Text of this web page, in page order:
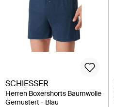
SCHIESSER
Herren Boxershorts Baumwolle
Gemustert - Blau